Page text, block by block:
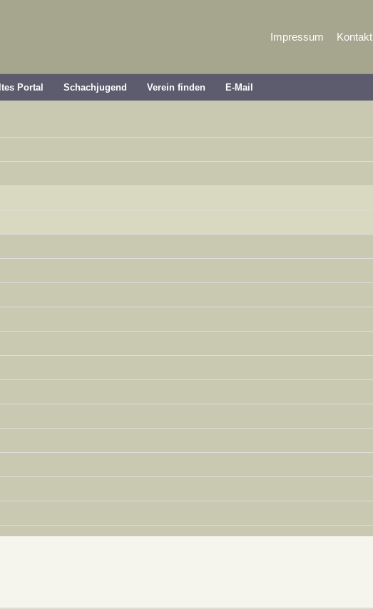
Impressum Kontakt
Portal Schachjugend Verein finden E-Mail